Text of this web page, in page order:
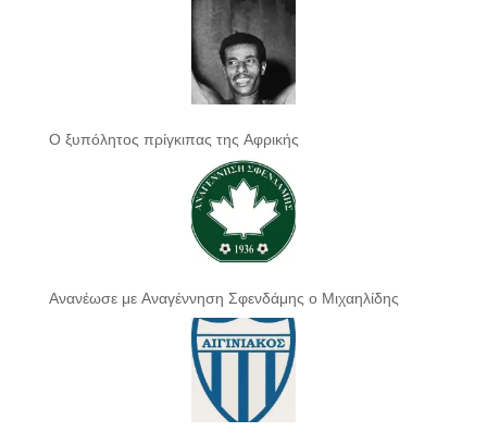
Ο ξυπόλητος πρίγκιπας της Αφρικής
Ανανέωσε με Αναγέννηση Σφενδάμης ο Μιχαηλίδης